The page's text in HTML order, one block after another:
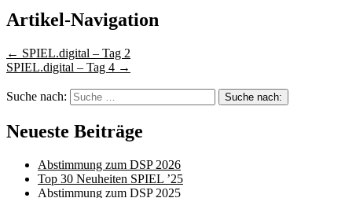
Artikel-Navigation
← SPIEL.digital – Tag 2
SPIEL.digital – Tag 4 →
Suche nach:
Neueste Beiträge
Abstimmung zum DSP 2026
Top 30 Neuheiten SPIEL ’25
Abstimmung zum DSP 2025